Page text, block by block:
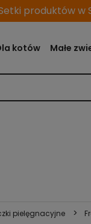
Setki produktów
kotów Małe
pielęgnacyjne >